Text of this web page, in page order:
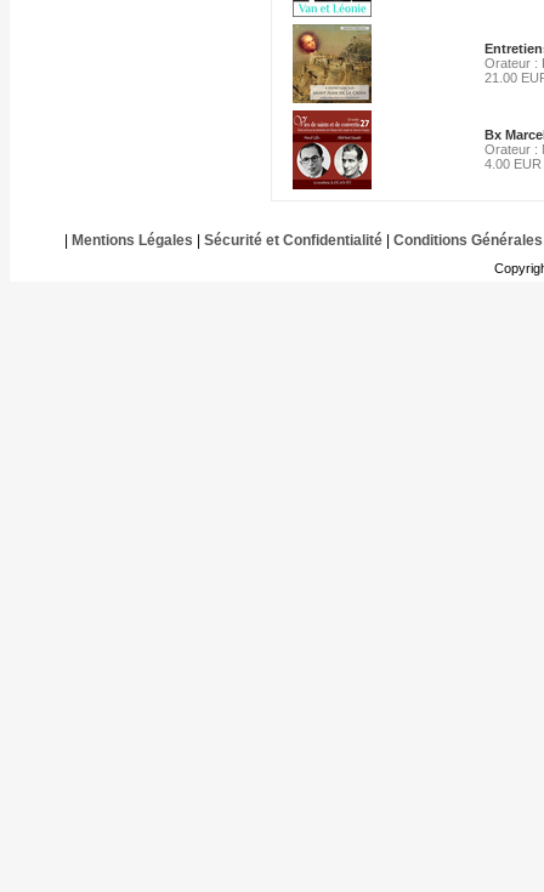
Orateur :
21.00
Bx
Orateur :
4.00 EUR
Mentions Légales Sécurité et Confidentialité| Conditions Générales